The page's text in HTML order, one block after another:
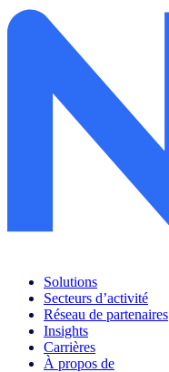
Solutions
Secteurs d’activité
Réseau de partenaires
Insights
Carrières
À propos de